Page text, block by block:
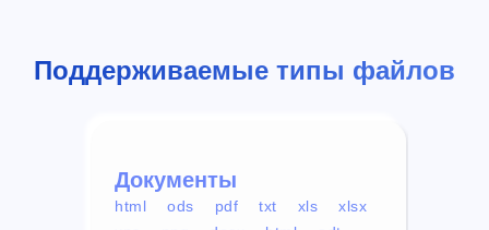
Поддерживаемые типы файлов
Документы
html ods pdf txt xls
xlsx